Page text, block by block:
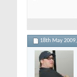
18th May 2009,